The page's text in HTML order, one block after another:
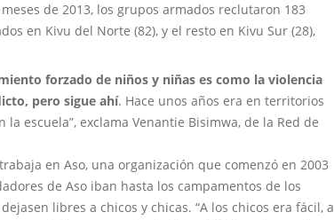
de 2013, los grupos armados reclutaron 183
en Kivu del Norte (82), y el resto en Kivu Sur (28),
forzado de niños y niñas es como la violencia
pero sigue ahí. Hace unos años era en territorios
escuela”, exclama Venantie Bisimwa, de la Red de
en Aso, una organización que comenzó en 2003
de Aso iban hasta los campamentos de los
libres a chicos y chicas. “A los chicos era fácil, a